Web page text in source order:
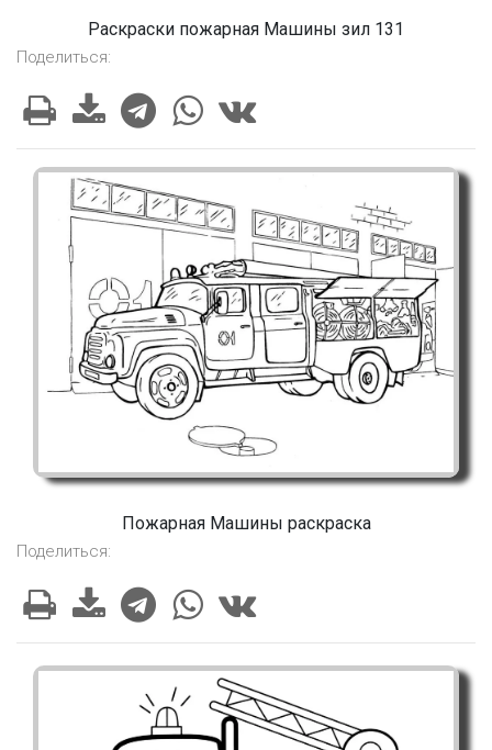
Раскраски пожарная Машины зил 131
Поделиться:
Пожарная Машины раскраска
Поделиться: